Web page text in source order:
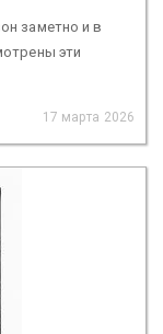
заметно и в
эти
17 марта 2026